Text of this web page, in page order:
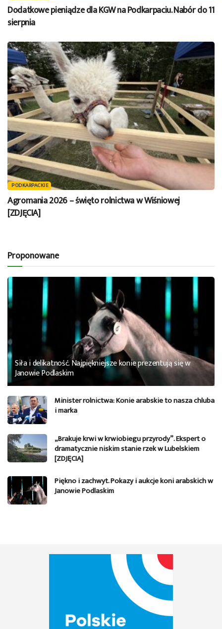
Dodatkowe pieniądze dla KGW na Podkarpaciu. Nabór do 11
sierpnia
PODKARPACKIE
Agromania 2026 – święto rolnictwa w Wiśniowej
[ZDJĘCIA]
Proponowane
Siła i delikatność. Najpiękniejsze konie prezentują się w
Janowie Podlaskim
Minister rolnictwa: Konie arabskie to nasza chluba
i marka
„Brakuje krwi w krwiobiegu przyrody”. Ekspert o
dramatycznie niskim stanie rzek w Lubelskiem
[ZDJĘCIA]
Piękno i zachwyt. Pokazy i aukcje koni arabskich w
Janowie Podlaskim